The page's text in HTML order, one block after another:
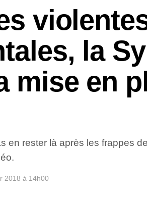
la
mise en
en rester là après les frappes
2018 à 14h00